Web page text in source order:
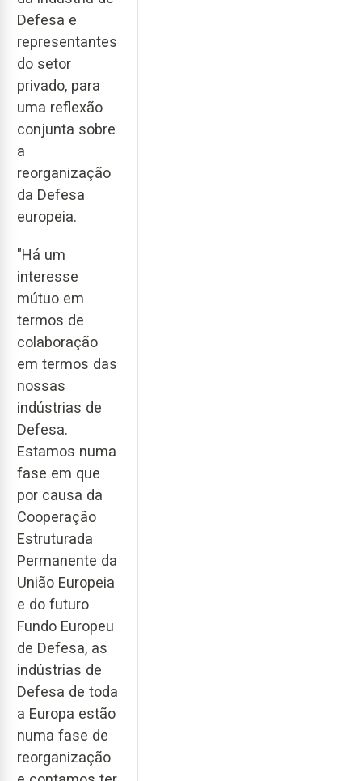
Defesa e
representantes
do setor
privado, para
uma reflexão
conjunta sobre
a
reorganização
da Defesa
europeia.
"Há um
interesse
mútuo em
termos de
colaboração
em termos das
nossas
indústrias de
Defesa.
Estamos numa
fase em que
por causa da
Cooperação
Estruturada
Permanente da
União Europeia
e do futuro
Fundo Europeu
de Defesa, as
indústrias de
Defesa de toda
a Europa estão
numa fase de
reorganização